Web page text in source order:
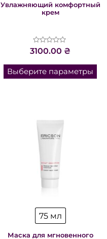
Увлажняющий комфортный
крем
Оценка
0
3100.00 ₴
Выберите параметры
75 мл
Маска для мгновенного